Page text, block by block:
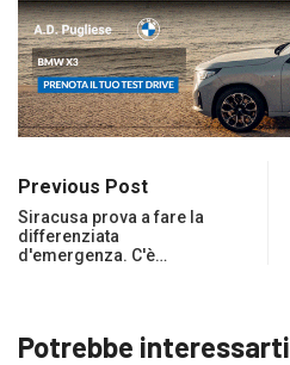
Previous Post
Siracusa prova a fare la
differenziata
d'emergenza. C'è…
Potrebbe interessarti